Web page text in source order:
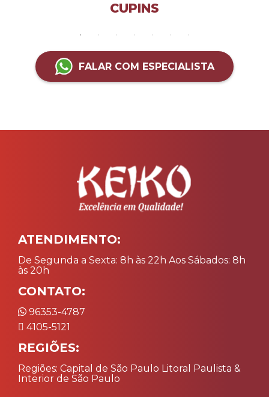
CUPINS
FALAR COM ESPECIALISTA
ATENDIMENTO:
De Segunda a Sexta: 8h às 22h Aos Sábados: 8h
às 20h
CONTATO:
96353-4787
4105-5121
REGIÕES:
Regiões: Capital de São Paulo Litoral Paulista &
Interior de São Paulo